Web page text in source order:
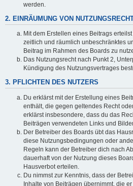
werden.
2. EINRÄUMUNG VON
Mit dem Erstellen eines Beitrags
zeitlich und räumlich unbeschränktes
Beitrag im Rahmen des Boards zu
Das Nutzungsrecht nach Punkt 2,
Kündigung des Nutzungsvertrages
3. PFLICHTEN DES NUTZERS
Du erklärst mit der Erstellung eines
enthält, die gegen geltendes Recht
erklärst insbesondere, dass du das
Beiträgen verwendeten Links und
Der Betreiber des Boards übt das
diese Nutzungsbedingungen oder
Regeln kann der Betreiber dich nach
dauerhaft von der Nutzung dieses
Hausverbot erteilen.
Du nimmst zur Kenntnis, dass der
Inhalte von Beiträgen übernimmt, die